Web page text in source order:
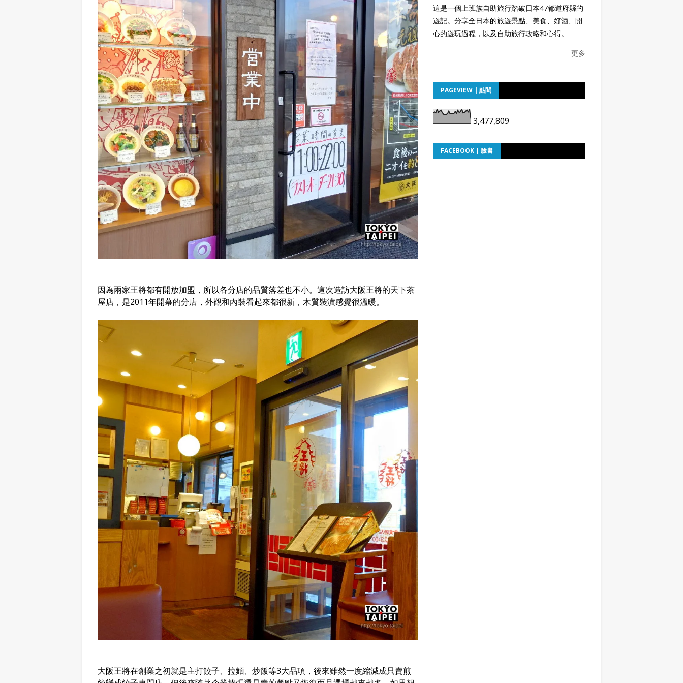
因為兩家王將都有開放加盟，所以各分店的品質落差也不小。這次造訪大阪王將的天下茶
屋店，是2011年開幕的分店，外觀和內裝看起來都很新，木質裝潢感覺很溫暖。
大阪王將在創業之初就是主打餃子、拉麵、炒飯等3大品項，後來雖然一度縮減成只賣煎
這是一個上班族自助旅行踏破日本47都道府縣的
遊記。分享全日本的旅遊景點、美食、好酒、開
心的遊玩過程，以及自助旅行攻略和心得。
更多
PAGEVIEW | 點閱
3,477,809
FACEBOOK | 臉書